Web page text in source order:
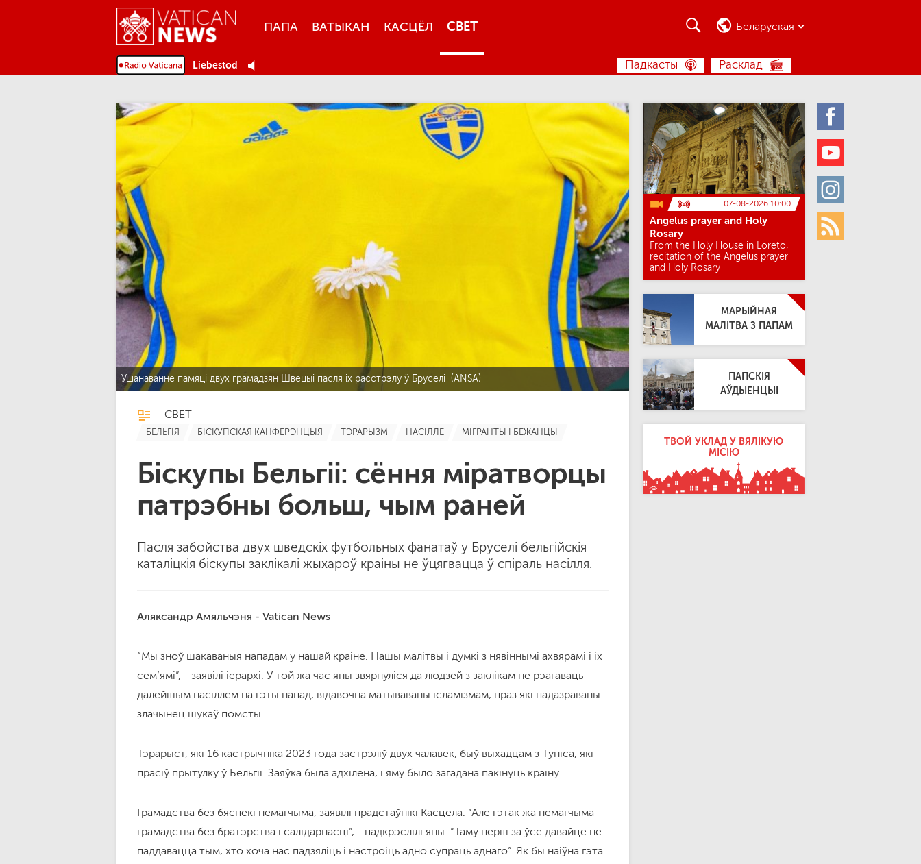
MENU
ПАПА ВАТЫКАН КАСЦЁЛ СВЕТ
Youtube
Instagram
Rss
ПОШУК Беларуская
Liebestod Расклад
Падкасты
Ушанаванне памяці двух грамадзян Швецыі пасля іх расстрэлу ў Бруселі (ANSA)
СВЕТ
БЕЛЬГІЯ БІСКУПСКАЯ КАНФЕРЭНЦЫЯ ТЭРАРЫЗМ НАСІЛЛЕ МІГРАНТЫ І БЕЖАНЦЫ
Біскупы Бельгіі: сёння міратворцы
патрэбны больш, чым раней
Пасля забойства двух шведскіх футбольных фанатаў у Бруселі бельгійскія
каталіцкія біскупы заклікалі жыхароў краіны не ўцягвацца ў спіраль насілля.
Аляксандр Амяльчэня - Vatican News
“Мы зноў шакаваныя нападам у нашай краіне. Нашы малітвы і думкі з нявіннымі ахвярамі і іх
сем’ямі”, - заявілі іерархі. У той жа час яны звярнуліся да людзей з заклікам не рэагаваць
далейшым насіллем на гэты напад, відавочна матываваны ісламізмам, праз які падазраваны
злачынец шукаў помсты.
Тэрарыст, які 16 кастрычніка 2023 года застрэліў двух чалавек, быў выхадцам з Туніса, які
прасіў прытулку ў Бельгіі. Заяўка была адхілена, і яму было загадана пакінуць краіну.
Грамадства без бяспекі немагчыма, заявілі прадстаўнікі Касцёла. “Але гэтак жа немагчыма
грамадства без братэрства і салідарнасці”, - падкрэслілі яны. “Таму перш за ўсё давайце не
паддавацца тым, хто хоча нас падзяліць і настроіць адно супраць аднаго”. Як бы наіўна гэта
07-08-2026 10:00
Angelus prayer and Holy
Rosary
From the Holy House in Loreto,
recitation of the Angelus prayer
and Holy Rosary
МАРЫЙНАЯ
МАЛІТВА З ПАПАМ
ПАПСКІЯ
АЎДЫЕНЦЫІ
ТВОЙ УКЛАД У ВЯЛІКУЮ
МІСІЮ